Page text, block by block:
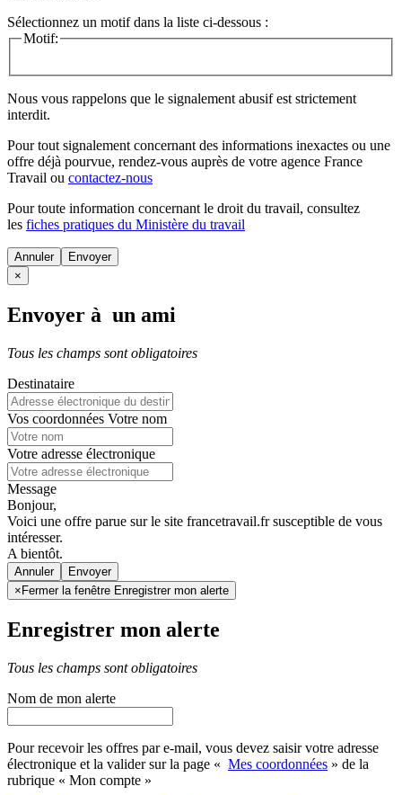
Sélectionnez un motif dans la liste ci-dessous :
Motif:
Nous vous rappelons que le signalement abusif est strictement
interdit.
Pour tout signalement concernant des informations inexactes ou une
offre déjà pourvue, rendez-vous auprès de votre agence France
Travail ou contactez-nous
Pour toute information concernant le droit du travail, consultez
les fiches pratiques du Ministère du travail
Annuler
×
Envoyer à un ami
Tous les champs sont obligatoires
Destinataire
Vos coordonnées Votre nom
Votre adresse électronique
Message
Bonjour,
Voici une offre parue sur le site francetravail.fr susceptible de vous
intéresser.
A bientôt.
Annuler
× Fermer la fenêtre Enregistrer mon alerte
Enregistrer mon alerte
Tous les champs sont obligatoires
Nom de mon alerte
Pour recevoir les offres par e-mail, vous devez saisir votre adresse
électronique et la valider sur la page « Mes coordonnées » de la
rubrique « Mon compte »